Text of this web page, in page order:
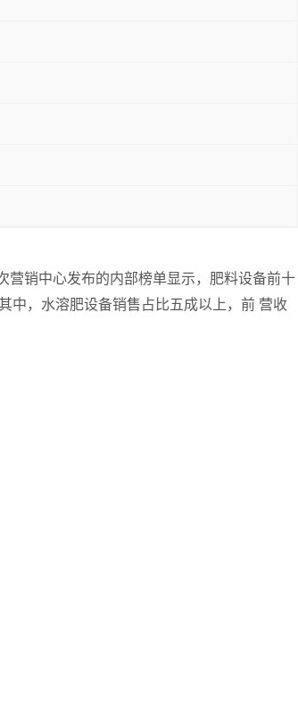
营销中心发布的内部榜单显示，肥料设备前十
中，水溶肥设备销售占比五成以上，前 营收